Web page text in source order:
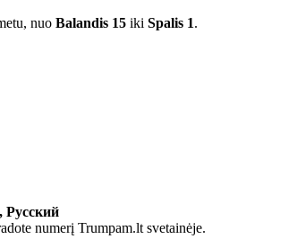
nuo Balandis 15 iki Spalis 1.
Русский
numerį Trumpam.lt svetainėje.